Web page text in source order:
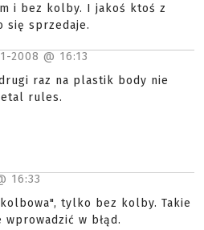
i bez kolby. I jakoś ktoś z
się sprzedaje.
2008 @ 16:13
raz na plastik body nie
rules.
16:33
tylko bez kolby. Takie
wprowadzić w błąd.